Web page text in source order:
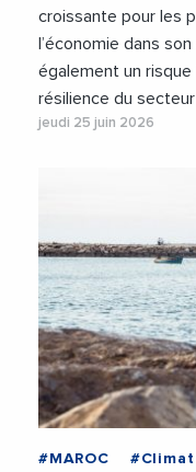
croissante pour les
l’économie dans
également un
résilience du secteur
jeudi 25 juin 2026
#MAROC #Climat